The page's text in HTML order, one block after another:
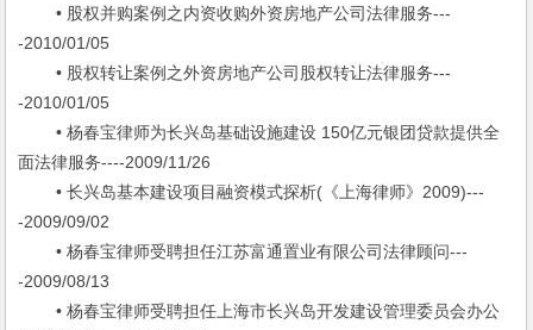
• 股权并购案例之内资收购外资房地产公司法律服务---
-2010/01/05
• 股权转让案例之外资房地产公司股权转让法律服务---
-2010/01/05
• 杨春宝律师为长兴岛基础设施建设 150亿元银团贷款提供全
面法律服务----2009/11/26
• 长兴岛基本建设项目融资模式探析(《上海律师》2009)---
-2009/09/02
• 杨春宝律师受聘担任江苏富通置业有限公司法律顾问---
-2009/08/13
• 杨春宝律师受聘担任上海市长兴岛开发建设管理委员会办公